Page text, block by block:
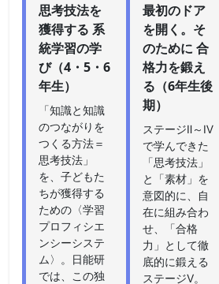
思考技法を
獲得する 系
統学習の学
び（4・5・6
年生）
「知識と知識
のつながりを
つくる方法＝
思考技法」
を、子どもた
ちが獲得する
ための〈学習
プロフィシエ
ンシーシステ
ム〉。日能研
では、この独
最初のドア
を開く。そ
のために 合
格力を鍛え
る（6年生後
期）
ステージⅡ～Ⅳ
で学んできた
「思考技法」
と「素材」を
意図的に、自
在に組み合わ
せ、「合格
力」として徹
底的に鍛える
ステージⅤ。